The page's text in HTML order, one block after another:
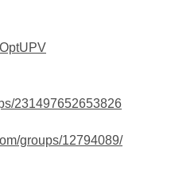
231497652653826
groups/12794089/